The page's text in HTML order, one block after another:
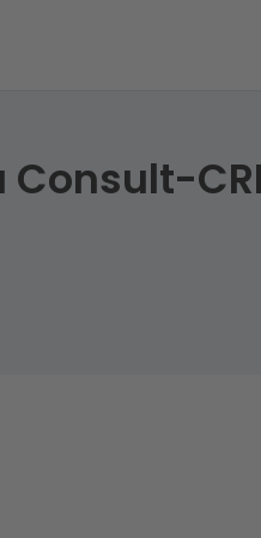
Consult-